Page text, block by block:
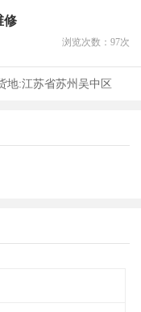
修
浏览次数： 97次
地:江苏省苏州吴中区